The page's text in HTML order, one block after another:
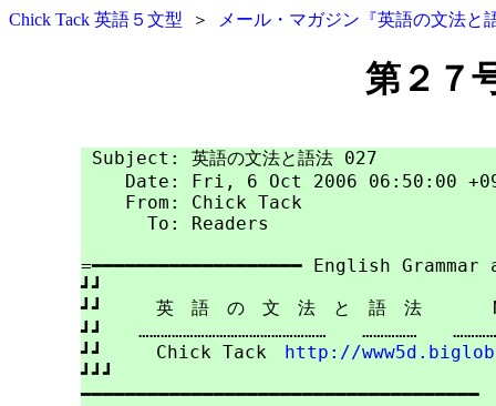
Chick Tack 英語５文型 ＞ メール・マガジン『英語の文法と
第２７
Subject: 英語の文法と語法 027
Date: Fri, 6 Oct 2006 06:50:00
    From: Chick Tack
      To: Readers
=━━━━━━━━━━━━━━━━━━━ English Grammar
┛┛
┛┛　　　英　語　の　文　法　と　語　法　　　
┛┛　　……………………………………………　　……………　　
┛┛　　　Chick Tack http://
┛┛┛
━━━━━━━━━━━━━━━━━━━━━━━━━━━━━━━━━━━━